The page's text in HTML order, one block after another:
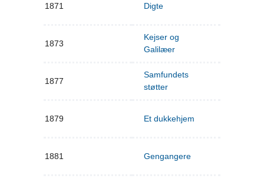
1871 Digte
1873
Kejser og
Galilæer
1877
Samfundets
støtter
1879 Et dukkehjem
1881 Gengangere